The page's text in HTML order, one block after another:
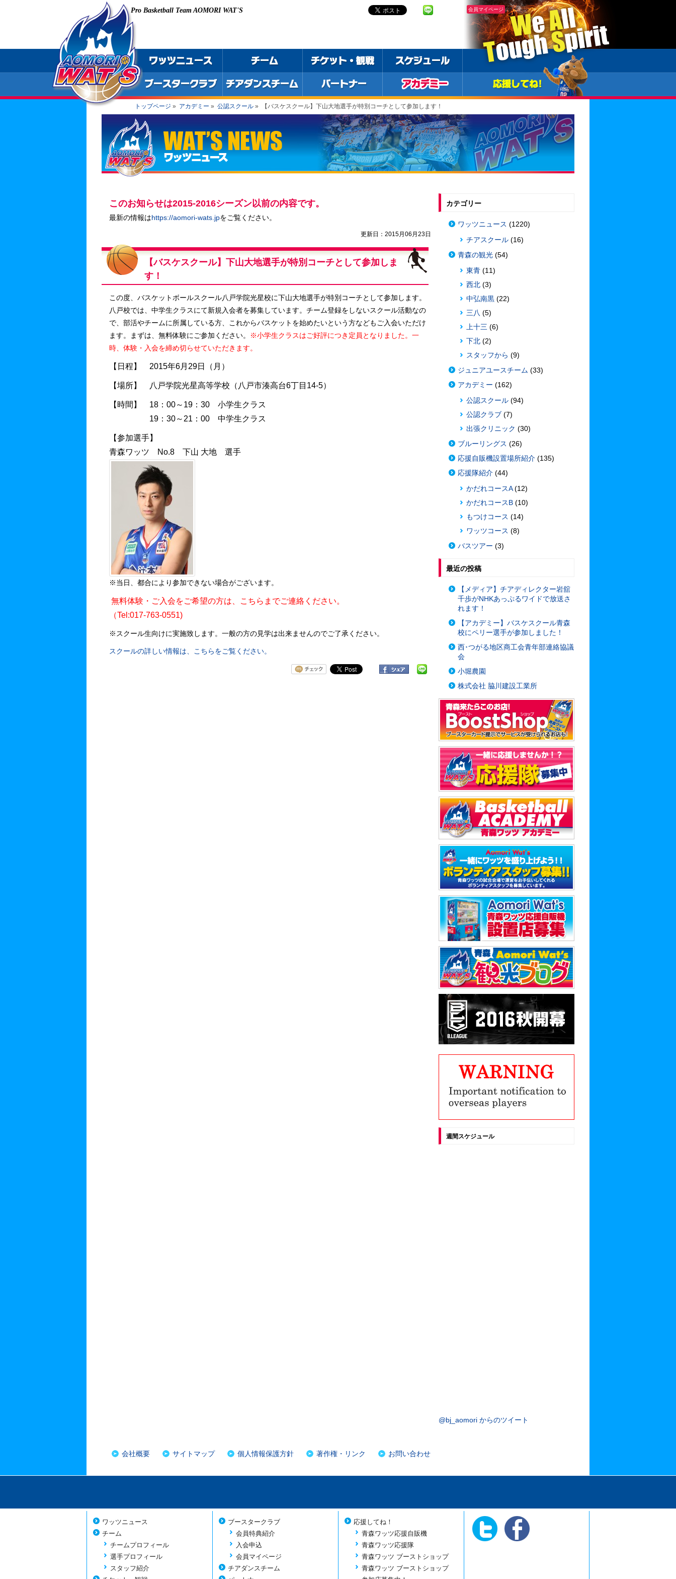
Pro Basketball Team AOMORI WAT'S 会員マイページ
トップページ » アカデミー » 公認スクール » 【バスケスクール】下山大地選手が特別コーチとして参加します！
このお知らせは2015-2016シーズン以前の内容です。
最新の情報はhttps://aomori-wats.jpをご覧ください。
更新日：2015月06月23日
【バスケスクール】下山大地選手が特別コーチとして参加しま
す！
この度、バスケットボールスクール八戸学院光星校に下山大地選手が特別コーチとして参加します。
八戸校では、中学生クラスにて新規入会者を募集しています。チーム登録をしないスクール活動なの
で、部活やチームに所属している方、これからバスケットを始めたいという方などもご入会いただけ
ます。まずは、無料体験にご参加ください。
※小学生クラスはご好評につき定員となりました。一
時、体験・入会を締め切らせていただきます。
【日程】 2015年6月29日（月）
【場所】 八戸学院光星高等学校（八戸市湊高台6丁目14-5）
【時間】 18：00～19：30 小学生クラス
19：30～21：00 中学生クラス
【参加選手】
青森ワッツ No.8 下山 大地 選手
※当日、都合により参加できない場合がございます。
無料体験・ご入会をご希望の方は、こちらまでご連絡ください。
（Tel:017-763-0551)
※スクール生向けに実施致します。一般の方の見学は出来ませんのでご了承ください。
スクールの詳しい情報は、こちらをご覧ください。
カテゴリー
ワッツニュース (1220)
チアスクール (16)
青森の観光 (54)
東青 (11)
西北 (3)
中弘南黒 (22)
三八 (5)
上十三 (6)
下北 (2)
スタッフから (9)
ジュニアユースチーム (33)
アカデミー (162)
公認スクール (94)
公認クラブ (7)
出張クリニック (30)
ブルーリングス (26)
応援自販機設置場所紹介 (135)
応援隊紹介 (44)
かだれコースA(12)
かだれコースB (10)
もつけコース (14)
ワッツコース (8)
バスツアー (3)
最近の投稿
【メディア】チアディレクター岩舘
千歩がNHKあっぷるワイドで放送さ
れます！
【アカデミー】バスケスクール青森
校にペリー選手が参加しました！
西･つがる地区商工会青年部連絡協議
会
小堀農園
株式会社 脇川建設工業所
週間スケジュール
@bj_aomori からのツイート
会社概要 サイトマップ 個人情報保護方針 著作権・リンク お問い合わせ
ワッツニュース
チーム
チームプロフィール
選手プロフィール
スタッフ紹介
ブースタークラブ
会員特典紹介
入会申込
会員マイページ
チアダンスチーム
応援してね！
青森ワッツ応援自販機
青森ワッツ応援隊
青森ワッツ ブーストショップ
青森ワッツ ブーストショップ